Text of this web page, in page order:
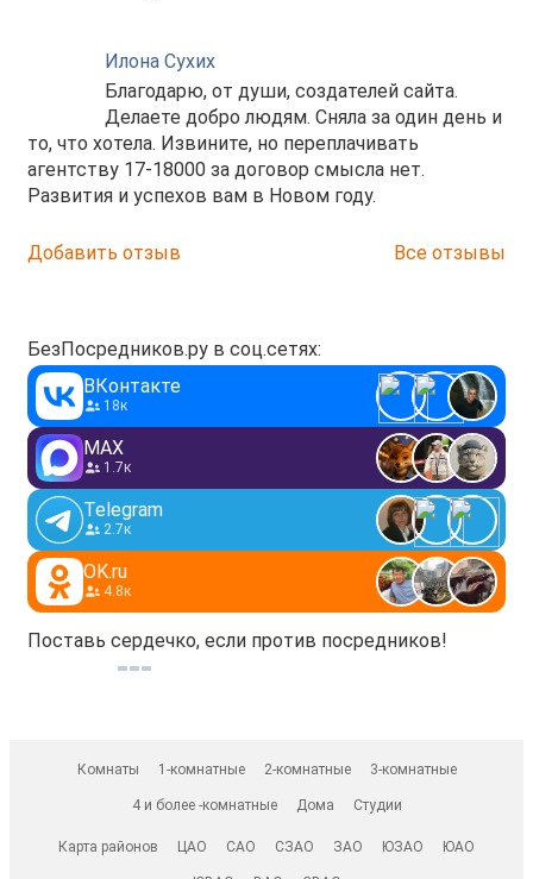
Илона Сухих
Благодарю, от души, создателей сайта.
Делаете добро людям. Сняла за один день и
то, что хотела. Извините, но переплачивать
агентству 17-18000 за договор смысла нет.
Развития и успехов вам в Новом году.
Добавить отзыв Все отзывы
БезПосредников.ру в соц.сетях:
ВКонтакте
18к
MAX
1.7к
Telegram
2.7к
OK.ru
4.8к
Поставь сердечко, если против посредников!
Комнаты 1-комнатные 2-комнатные 3-комнатные
4 и более -комнатные Дома Студии
Карта районов ЦАО САО СЗАО ЗАО ЮЗАО ЮАО